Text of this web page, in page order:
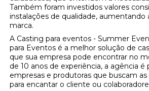
Também foram investidos valores
instalações de qualidade, aumentando
marca.
A Casting para eventos - Summer
para Eventos é a melhor solução de
que sua empresa pode encontrar no
de 10 anos de experiência, a agência é
empresas e produtoras que buscam
para encantar o cliente ou